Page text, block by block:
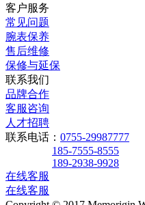
客户服务
常见问题
腕表保养
售后维修
保修与延保
联系我们
品牌合作
客服咨询
人才招聘
联系电话： 0755-29987777
185-7555-8555
189-2938-9928
在线客服
在线客服